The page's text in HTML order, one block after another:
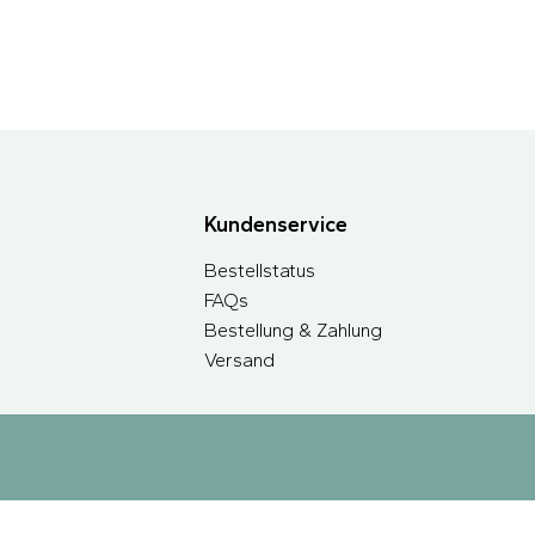
Kundenservice
Bestellstatus
FAQs
Bestellung & Zahlung
Versand